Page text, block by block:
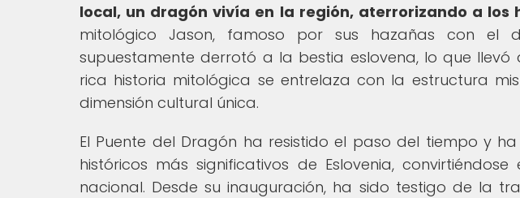
local, un dragón vivía en la región, aterrorizando a los
mitológico Jason, famoso por sus hazañas con el
supuestamente derrotó a la bestia eslovena, lo que
rica historia mitológica se entrelaza con la estructura
dimensión cultural única.
El Puente del Dragón ha resistido el paso del tiempo y
históricos más significativos de Eslovenia,
nacional. Desde su inauguración, ha sido testigo de la